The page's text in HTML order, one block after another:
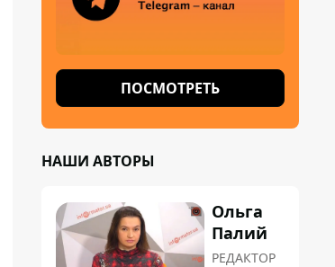
ПОСМОТРЕТЬ
НАШИ АВТОРЫ
Ольга
Палий
РЕДАКТОР